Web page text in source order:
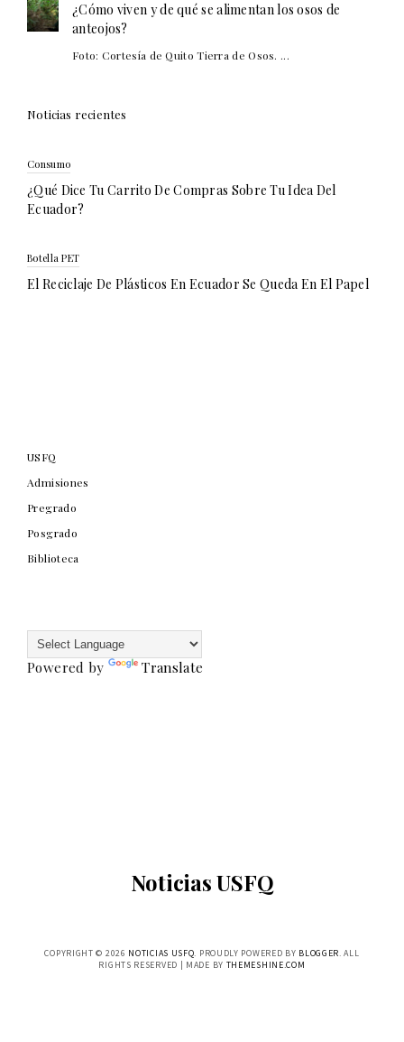
¿Cómo viven y de qué se alimentan los osos de
anteojos?
Foto: Cortesía de Quito Tierra de Osos. ...
Noticias recientes
Consumo
¿Qué Dice Tu Carrito De Compras Sobre Tu Idea Del
Ecuador?
Botella PET
El Reciclaje De Plásticos En Ecuador Se Queda En El Papel
USFQ
Admisiones
Pregrado
Posgrado
Biblioteca
Powered by Translate
Noticias USFQ
COPYRIGHT © 2026 NOTICIAS USFQ. PROUDLY POWERED BY BLOGGER. ALL
RIGHTS RESERVED | MADE BY THEMESHINE.COM